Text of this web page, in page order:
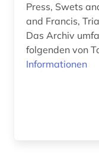
mathe (1)
Press, Swets
and Francis,
Das Archiv
folgenden von
Informationen